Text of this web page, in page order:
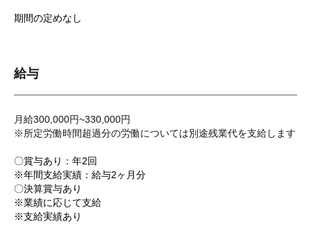
期間の定めなし
給与
月給300,000円~330,000円
※所定労働時間超過分の労働については別途残業代を支給します
〇賞与あり：年2回
※年間支給実績：給与2ヶ月分
〇決算賞与あり
※業績に応じて支給
※支給実績あり